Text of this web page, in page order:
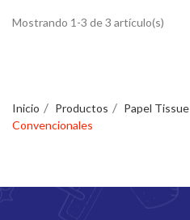
Inicio Productos Papel Tissue
Convencionales
Mostrando 1-3 de 3 artículo(s)